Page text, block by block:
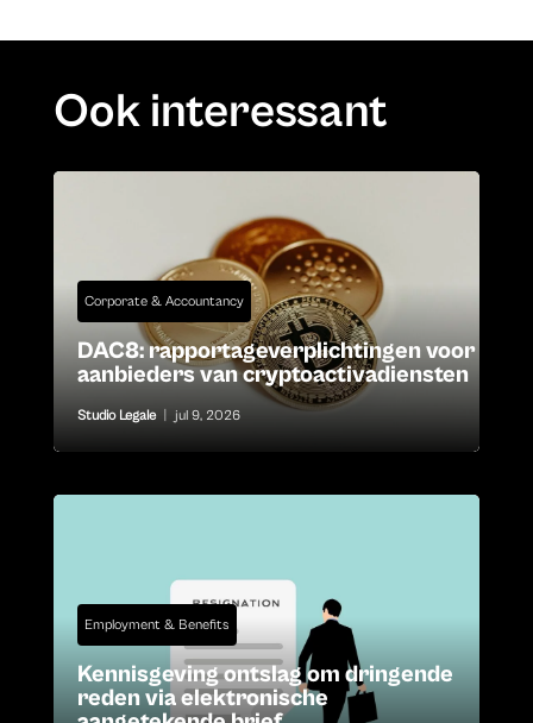
Ook interessant
Corporate & Accountancy
DAC8: rapportageverplichtingen voor
aanbieders van cryptoactivadiensten
Studio Legale jul 9, 2026
Employment & Benefits
Kennisgeving ontslag om dringende
reden via elektronische